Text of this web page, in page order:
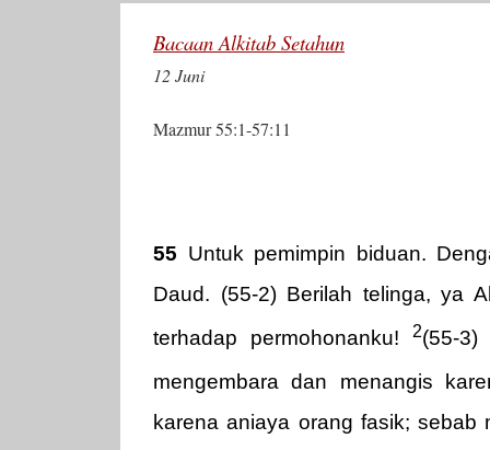
Bacaan Alkitab Setahun
12 Juni
Mazmur 55:1-57:11
55 Untuk pemimpin biduan.
Daud. (55-2) Berilah telinga, ya
terhadap permohonanku!
2(55-
mengembara dan menangis
karena aniaya orang fasik; sebab